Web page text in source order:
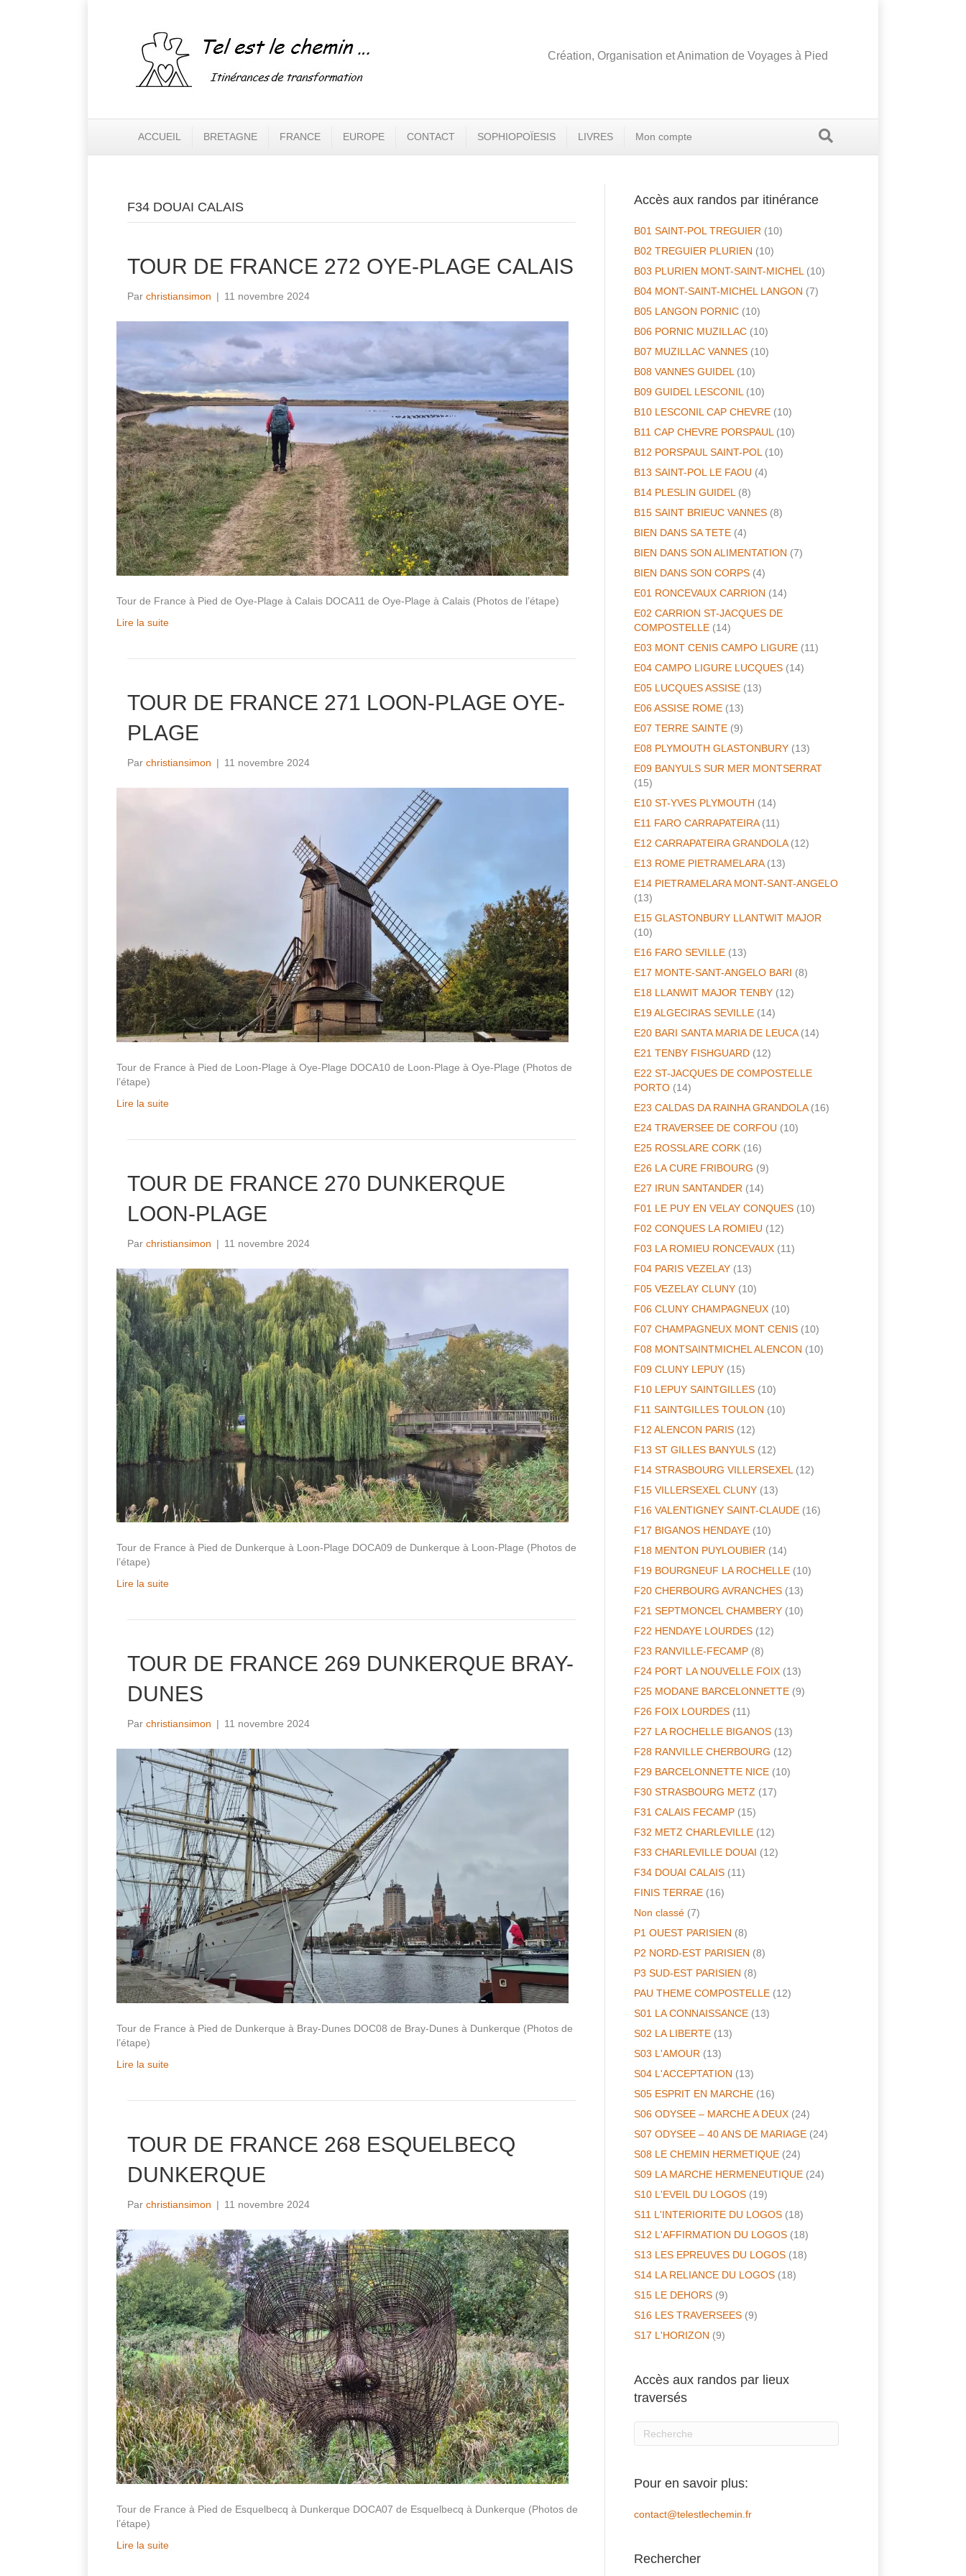
Création, Organisation et Animation de Voyages à Pied
ACCUEIL BRETAGNE FRANCE EUROPE CONTACT SOPHIOPOÏESIS LIVRES Mon compte
F34 DOUAI CALAIS
TOUR DE FRANCE 272 OYE-PLAGE CALAIS
Par christiansimon | 11 novembre 2024
Tour de France à Pied de Oye-Plage à Calais DOCA11 de Oye-Plage à Calais (Photos de l’étape)
Lire la suite
TOUR DE FRANCE 271 LOON-PLAGE OYE-
PLAGE
Par christiansimon | 11 novembre 2024
Tour de France à Pied de Loon-Plage à Oye-Plage DOCA10 de Loon-Plage à Oye-Plage (Photos de
l’étape)
Lire la suite
TOUR DE FRANCE 270 DUNKERQUE
LOON-PLAGE
Par christiansimon | 11 novembre 2024
Tour de France à Pied de Dunkerque à Loon-Plage DOCA09 de Dunkerque à Loon-Plage (Photos de
l’étape)
Lire la suite
TOUR DE FRANCE 269 DUNKERQUE BRAY-
DUNES
Par christiansimon | 11 novembre 2024
Tour de France à Pied de Dunkerque à Bray-Dunes DOC08 de Bray-Dunes à Dunkerque (Photos de
l’étape)
Lire la suite
TOUR DE FRANCE 268 ESQUELBECQ
DUNKERQUE
Par christiansimon | 11 novembre 2024
Tour de France à Pied de Esquelbecq à Dunkerque DOCA07 de Esquelbecq à Dunkerque (Photos de
l’étape)
Lire la suite
Accès aux randos par itinérance
B01 SAINT-POL TREGUIER (10)
B02 TREGUIER PLURIEN (10)
B03 PLURIEN MONT-SAINT-MICHEL (10)
B04 MONT-SAINT-MICHEL LANGON (7)
B05 LANGON PORNIC (10)
B06 PORNIC MUZILLAC (10)
B07 MUZILLAC VANNES (10)
B08 VANNES GUIDEL (10)
B09 GUIDEL LESCONIL (10)
B10 LESCONIL CAP CHEVRE (10)
B11 CAP CHEVRE PORSPAUL (10)
B12 PORSPAUL SAINT-POL (10)
B13 SAINT-POL LE FAOU (4)
B14 PLESLIN GUIDEL (8)
B15 SAINT BRIEUC VANNES (8)
BIEN DANS SA TETE (4)
BIEN DANS SON ALIMENTATION (7)
BIEN DANS SON CORPS (4)
E01 RONCEVAUX CARRION (14)
E02 CARRION ST-JACQUES DE
COMPOSTELLE (14)
E03 MONT CENIS CAMPO LIGURE (11)
E04 CAMPO LIGURE LUCQUES (14)
E05 LUCQUES ASSISE (13)
E06 ASSISE ROME (13)
E07 TERRE SAINTE (9)
E08 PLYMOUTH GLASTONBURY (13)
E09 BANYULS SUR MER MONTSERRAT
(15)
E10 ST-YVES PLYMOUTH (14)
E11 FARO CARRAPATEIRA(11)
E12 CARRAPATEIRA GRANDOLA(12)
E13 ROME PIETRAMELARA(13)
E14 PIETRAMELARA MONT-SANT-ANGELO
(13)
E15 GLASTONBURY LLANTWIT MAJOR
(10)
E16 FARO SEVILLE (13)
E17 MONTE-SANT-ANGELO BARI (8)
E18 LLANWIT MAJOR TENBY (12)
E19 ALGECIRAS SEVILLE (14)
E20 BARI SANTA MARIA DE LEUCA(14)
E21 TENBY FISHGUARD (12)
E22 ST-JACQUES DE COMPOSTELLE
PORTO (14)
E23 CALDAS DA RAINHA GRANDOLA(16)
E24 TRAVERSEE DE CORFOU (10)
E25 ROSSLARE CORK (16)
E26 LA CURE FRIBOURG (9)
E27 IRUN SANTANDER (14)
F01 LE PUY EN VELAY CONQUES (10)
F02 CONQUES LA ROMIEU (12)
F03 LA ROMIEU RONCEVAUX (11)
F04 PARIS VEZELAY (13)
F05 VEZELAY CLUNY (10)
F06 CLUNY CHAMPAGNEUX (10)
F07 CHAMPAGNEUX MONT CENIS (10)
F08 MONTSAINTMICHEL ALENCON (10)
F09 CLUNY LEPUY (15)
F10 LEPUY SAINTGILLES (10)
F11 SAINTGILLES TOULON (10)
F12 ALENCON PARIS (12)
F13 ST GILLES BANYULS (12)
F14 STRASBOURG VILLERSEXEL (12)
F15 VILLERSEXEL CLUNY (13)
F16 VALENTIGNEY SAINT-CLAUDE (16)
F17 BIGANOS HENDAYE (10)
F18 MENTON PUYLOUBIER (14)
F19 BOURGNEUF LA ROCHELLE (10)
F20 CHERBOURG AVRANCHES (13)
F21 SEPTMONCEL CHAMBERY (10)
F22 HENDAYE LOURDES (12)
F23 RANVILLE-FECAMP (8)
F24 PORT LA NOUVELLE FOIX (13)
F25 MODANE BARCELONNETTE (9)
F26 FOIX LOURDES (11)
F27 LA ROCHELLE BIGANOS (13)
F28 RANVILLE CHERBOURG (12)
F29 BARCELONNETTE NICE (10)
F30 STRASBOURG METZ (17)
F31 CALAIS FECAMP (15)
F32 METZ CHARLEVILLE (12)
F33 CHARLEVILLE DOUAI (12)
F34 DOUAI CALAIS (11)
FINIS TERRAE (16)
Non classé (7)
P1 OUEST PARISIEN (8)
P2 NORD-EST PARISIEN (8)
P3 SUD-EST PARISIEN (8)
PAU THEME COMPOSTELLE (12)
S01 LA CONNAISSANCE (13)
S02 LA LIBERTE (13)
S03 L'AMOUR (13)
S04 L'ACCEPTATION (13)
S05 ESPRIT EN MARCHE (16)
S06 ODYSEE – MARCHE A DEUX (24)
S07 ODYSEE – 40 ANS DE MARIAGE (24)
S08 LE CHEMIN HERMETIQUE (24)
S09 LA MARCHE HERMENEUTIQUE (24)
S10 L'EVEIL DU LOGOS (19)
S11 L'INTERIORITE DU LOGOS (18)
S12 L'AFFIRMATION DU LOGOS (18)
S13 LES EPREUVES DU LOGOS (18)
S14 LA RELIANCE DU LOGOS (18)
S15 LE DEHORS (9)
S16 LES TRAVERSEES (9)
S17 L'HORIZON (9)
Accès aux randos par lieux
traversés
Pour en savoir plus:
contact@telestlechemin.fr
Rechercher